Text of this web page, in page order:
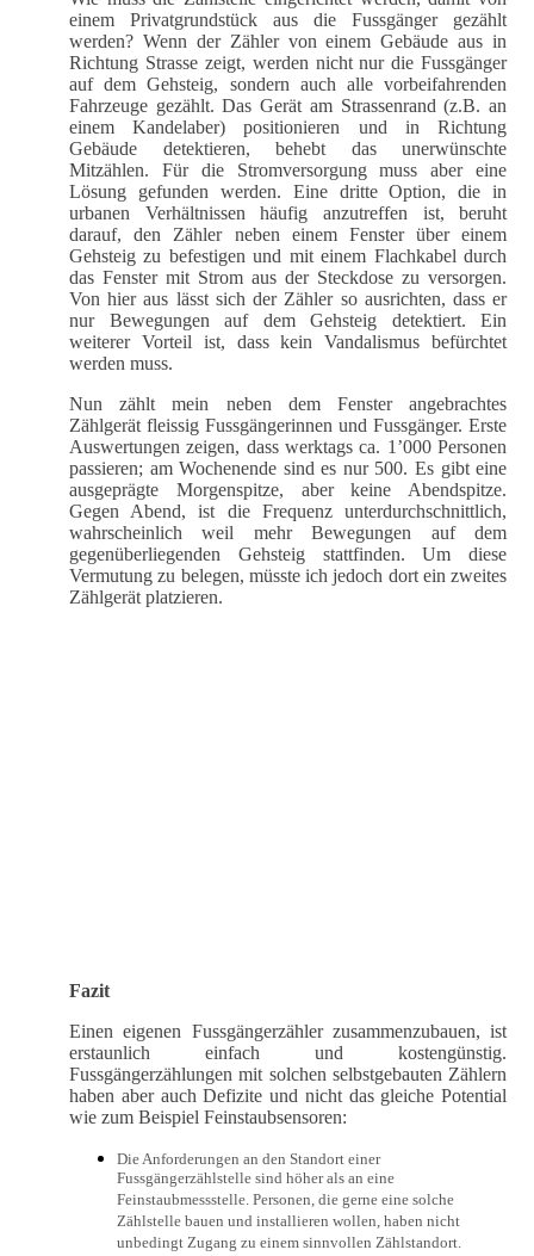
einem Privatgrundstück aus die Fussgänger gezählt
werden? Wenn der Zähler von einem Gebäude aus in
Richtung Strasse zeigt, werden nicht nur die Fussgänger
auf dem Gehsteig, sondern auch alle vorbeifahrenden
Fahrzeuge gezählt. Das Gerät am Strassenrand (z.B. an
einem Kandelaber) positionieren und in Richtung
Gebäude detektieren, behebt das unerwünschte
Mitzählen. Für die Stromversorgung muss aber eine
Lösung gefunden werden. Eine dritte Option, die in
urbanen Verhältnissen häufig anzutreffen ist, beruht
darauf, den Zähler neben einem Fenster über einem
Gehsteig zu befestigen und mit einem Flachkabel durch
das Fenster mit Strom aus der Steckdose zu versorgen.
Von hier aus lässt sich der Zähler so ausrichten, dass er
nur Bewegungen auf dem Gehsteig detektiert. Ein
weiterer Vorteil ist, dass kein Vandalismus befürchtet
werden muss.
Nun zählt mein neben dem Fenster angebrachtes
Zählgerät fleissig Fussgängerinnen und Fussgänger. Erste
Auswertungen zeigen, dass werktags ca. 1’000 Personen
passieren; am Wochenende sind es nur 500. Es gibt eine
ausgeprägte Morgenspitze, aber keine Abendspitze.
Gegen Abend, ist die Frequenz unterdurchschnittlich,
wahrscheinlich weil mehr Bewegungen auf dem
gegenüberliegenden Gehsteig stattfinden. Um diese
Vermutung zu belegen, müsste ich jedoch dort ein zweites
Zählgerät platzieren.
Fazit
Einen eigenen Fussgängerzähler zusammenzubauen, ist
erstaunlich einfach und kostengünstig.
Fussgängerzählungen mit solchen selbstgebauten Zählern
haben aber auch Defizite und nicht das gleiche Potential
wie zum Beispiel Feinstaubsensoren:
Die Anforderungen an den Standort einer
Fussgängerzählstelle sind höher als an eine
Feinstaubmessstelle. Personen, die gerne eine solche
Zählstelle bauen und installieren wollen, haben nicht
unbedingt Zugang zu einem sinnvollen Zählstandort.